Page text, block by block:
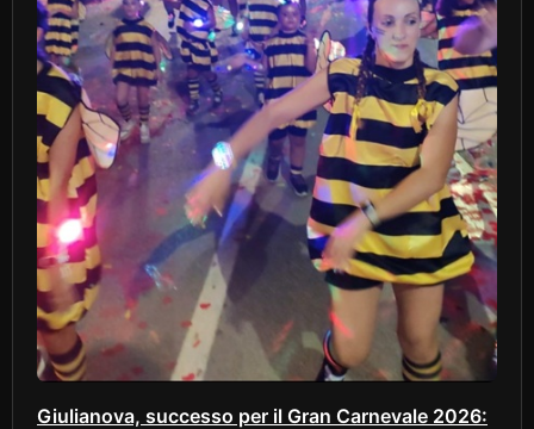
Giulianova, successo per il Gran Carnevale 2026: